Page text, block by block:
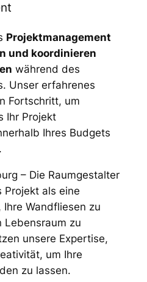
Projektmanagement
und koordinieren
während des
Unser erfahrenes
Fortschritt, um
Ihr Projekt
Ihres Budgets
– Die Raumgestalter
als eine
Wandfliesen zu
Lebensraum zu
unsere Expertise,
um Ihre
zu lassen.